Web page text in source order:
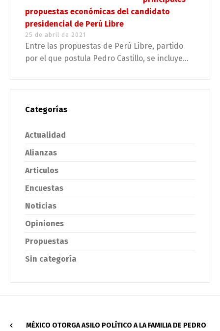
propuestas económicas del candidato
presidencial de Perú Libre
25 de abril de 2021
Entre las propuestas de Perú Libre, partido
por el que postula Pedro Castillo, se incluye...
Categorías
Actualidad
Alianzas
Articulos
Encuestas
Noticias
Opiniones
Propuestas
Sin categoría
MÉXICO OTORGA ASILO POLÍTICO A LA FAMILIA DE PEDRO